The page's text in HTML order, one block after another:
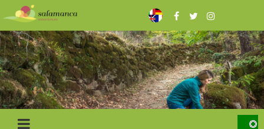
Pasar
al
contenido
principal